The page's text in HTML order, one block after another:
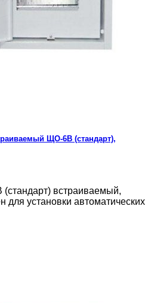
ЩО-6В (стандарт),
встраиваемый,
для установки автоматических